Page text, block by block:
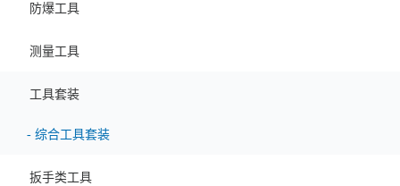
防爆工具
测量工具
工具套装
- 综合工具套装
扳手类工具